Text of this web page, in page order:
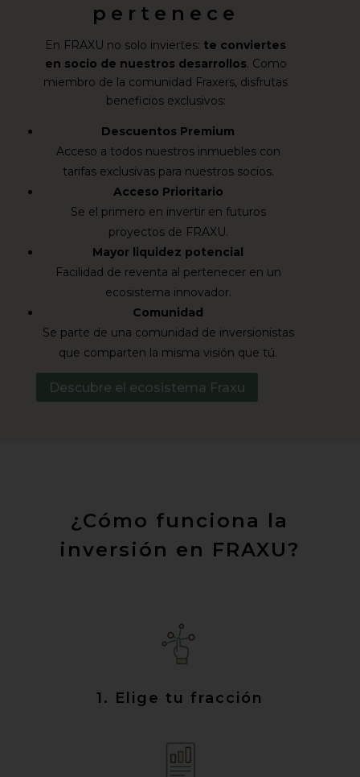
pertenece
En FRAXU no solo inviertes: te conviertes
en socio de nuestros desarrollos. Como
miembro de la comunidad Fraxers, disfrutas
beneficios exclusivos:
Descuentos Premium
Acceso a todos nuestros inmuebles con
tarifas exclusivas para nuestros socios.
Acceso Prioritario
Se el primero en invertir en futuros
proyectos de FRAXU.
Mayor liquidez potencial
Facilidad de reventa al pertenecer en un
ecosistema innovador.
Comunidad
Se parte de una comunidad de inversionistas
que comparten la misma visión que tú.
Descubre el ecosistema Fraxu
¿Cómo funciona la
inversión en FRAXU?
1. Elige tu fracción